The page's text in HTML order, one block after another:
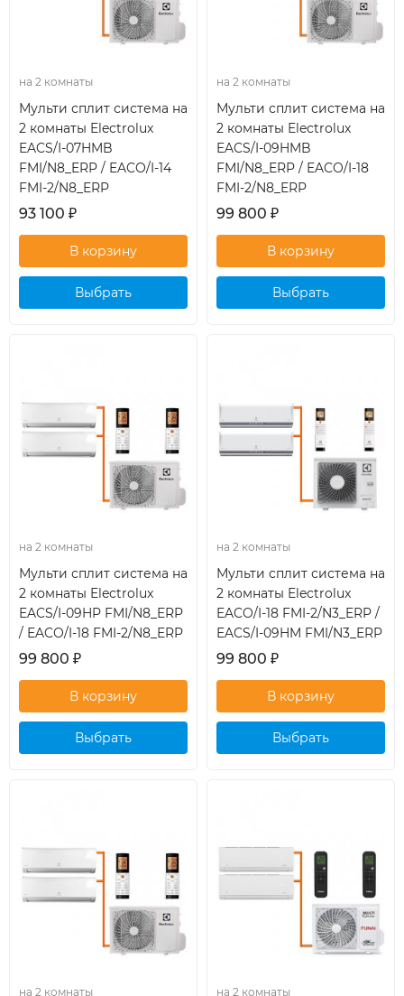
на 2 комнаты
Мульти сплит система на
2 комнаты Electrolux
EACS/I-07HMB
FMI/N8_ERP / EACO/I-14
FMI-2/N8_ERP
93 100 ₽
Выбрать
на 2 комнаты
Мульти сплит система на
2 комнаты Electrolux
EACS/I-09HMB
FMI/N8_ERP / EACO/I-18
FMI-2/N8_ERP
99 800 ₽
Выбрать
на 2 комнаты
Мульти сплит система на
2 комнаты Electrolux
EACS/I-09HP FMI/N8_ERP
/ EACO/I-18 FMI-2/N8_ERP
99 800 ₽
Выбрать
на 2 комнаты
Мульти сплит система на
2 комнаты Electrolux
EACO/I-18 FMI-2/N3_ERP /
EACS/I-09HM FMI/N3_ERP
99 800 ₽
Выбрать
на 2 комнаты на 2 комнаты